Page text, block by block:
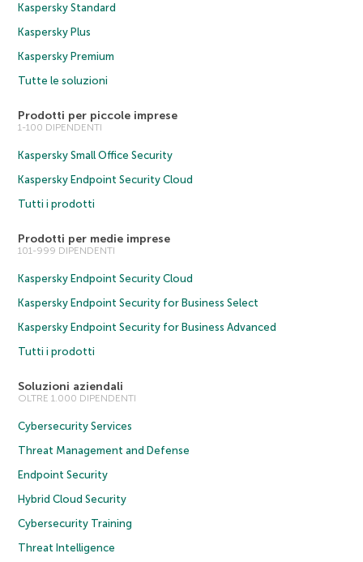
Kaspersky Standard
Kaspersky Plus
Kaspersky Premium
Tutte le soluzioni
Prodotti per piccole imprese
1-100 DIPENDENTI
Kaspersky Small Office Security
Kaspersky Endpoint Security Cloud
Tutti i prodotti
Prodotti per medie imprese
101-999 DIPENDENTI
Kaspersky Endpoint Security Cloud
Kaspersky Endpoint Security for Business Select
Kaspersky Endpoint Security for Business Advanced
Tutti i prodotti
Soluzioni aziendali
OLTRE 1.000 DIPENDENTI
Cybersecurity Services
Threat Management and Defense
Endpoint Security
Hybrid Cloud Security
Cybersecurity Training
Threat Intelligence